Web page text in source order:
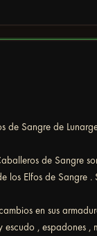
de Sangre de
de Sangre
los Elfos de Sangre
en sus
, espadones ,